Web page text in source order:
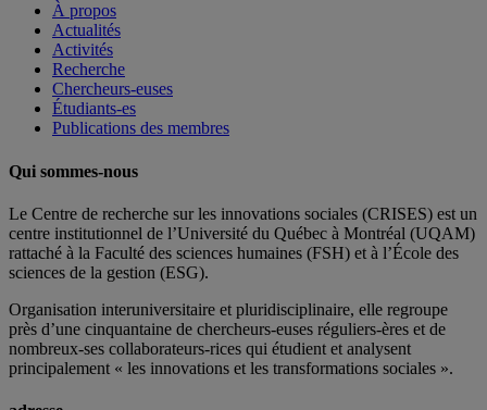
À propos
Actualités
Activités
Recherche
Chercheurs-euses
Étudiants-es
Publications des membres
Qui sommes-nous
Le Centre de recherche sur les innovations sociales (CRISES) est un
centre institutionnel de l’Université du Québec à Montréal (UQAM)
rattaché à la Faculté des sciences humaines (FSH) et à l’École des
sciences de la gestion (ESG).
Organisation interuniversitaire et pluridisciplinaire, elle regroupe
près d’une cinquantaine de chercheurs-euses réguliers-ères et de
nombreux-ses collaborateurs-rices qui étudient et analysent
principalement « les innovations et les transformations sociales ».